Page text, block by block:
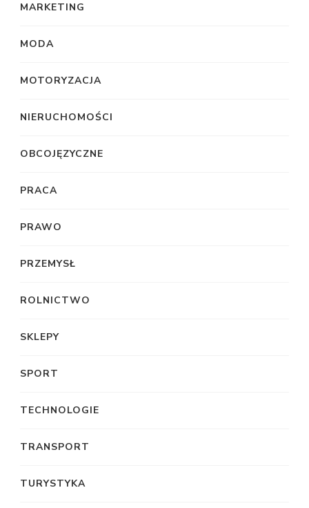
MARKETING
MODA
MOTORYZACJA
NIERUCHOMOŚCI
OBCOJĘZYCZNE
PRACA
PRAWO
PRZEMYSŁ
ROLNICTWO
SKLEPY
SPORT
TECHNOLOGIE
TRANSPORT
TURYSTYKA